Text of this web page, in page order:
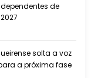
de
solta a voz
a próxima fase